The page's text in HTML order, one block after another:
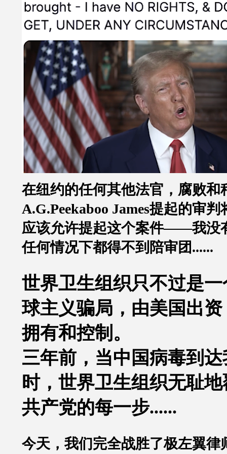
在纽约的任何其他法官，腐败和
A.G.Peekaboo James提起的审判
应该允许提起这个案件——我没
任何情况下都得不到陪审团......
世界卫生组织只不过是
球主义骗局，由美国出
拥有和控制。
三年前，当中国病毒到
时，世界卫生组织无耻
共产党的每一步......
今天，我们完全战胜了极左翼律